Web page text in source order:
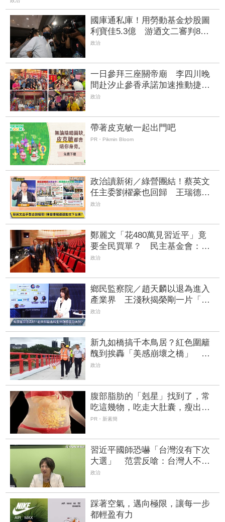
國庫通私庫！用勞動基金炒股圖
利寶佳5.3億 游迺文二審判8年4
月
政治
一日參拜三座關帝廟 李四川晚
間赴汐止參香承諾加速推動捷運
路網
政治
帶著皮克敏一起出門吧
PR・Pikmin Bloom
政治讀新術／綠營團結！蔡英文
任主委劉櫂豪也回歸 王瑞德預
言：民進黨最接近拿下台東的一
政治
鄭麗文「花480萬見習近平」竟
要全民買單？ 民主基金會：補
助申請沒撤回
政治
鄉民監察院／趙天麟以退為進入
產業界 王淺秋揭榮剛一片「綠
油油」 | FTNN 新聞網
政治
新九如橋搞千本鳥居？紅色圍籬
醜到挨轟「美感崩壞之橋」 高
市府急改色滅火
政治
腹部脂肪的「剋星」找到了，常
吃這幾物，吃走大肚囊，瘦出小
蠻腰
PR・新素簡
習近平國師恐嚇「台灣沒有下次
大選」 范雲反嗆：台灣人不是
被嚇大的
政治
踩著空氣，邁向極限，讓每一步
都輕盈有力